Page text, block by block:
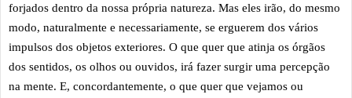
forjados dentro da nossa própria natureza. Mas eles irão, do mesmo
modo, naturalmente e necessariamente, se erguerem dos vários
impulsos dos objetos exteriores. O que quer que atinja os órgãos
dos sentidos, os olhos ou ouvidos, irá fazer surgir uma percepção
na mente. E, concordantemente, o que quer que vejamos ou